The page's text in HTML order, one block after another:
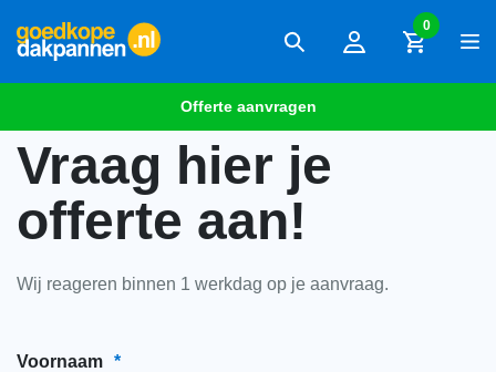
0
Offerte aanvragen
Vraag hier je
offerte aan!
Wij reageren binnen 1 werkdag op je aanvraag.
Voornaam *